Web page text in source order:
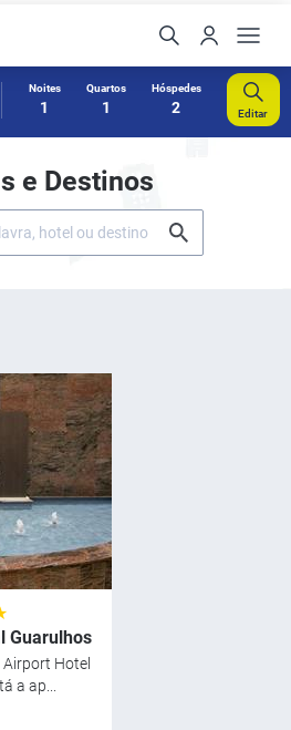
Noites
1
Quartos
1
Hóspedes
2 Editar
e Destinos
Guarulhos
Hotel
a ap...